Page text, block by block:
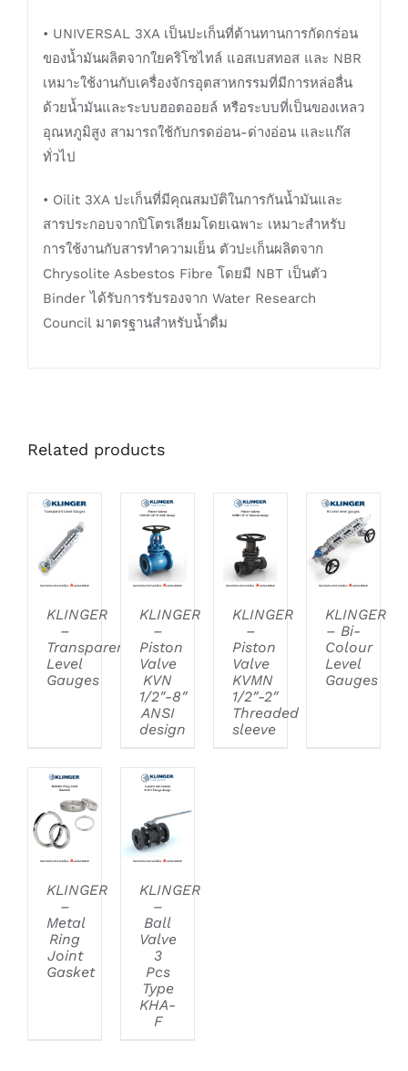
• UNIVERSAL 3XA เป็นปะเก็นที่ต้านทานการกัดกร่อน
ของน้ำมันผลิตจากใยคริโซไทล์ แอสเบสทอส และ NBR
เหมาะใช้งานกับเครื่องจักรอุตสาหกรรมที่มีการหล่อลื่น
ด้วยน้ำมันและระบบฮอตออยล์ หรือระบบที่เป็นของเหลว
อุณหภูมิสูง สามารถใช้กับกรดอ่อน-ด่างอ่อน และแก๊ส
ทั่วไป
• Oilit 3XA ปะเก็นที่มีคุณสมบัติในการกันน้ำมันและ
สารประกอบจากปิโตรเลียมโดยเฉพาะ เหมาะสำหรับ
การใช้งานกับสารทำความเย็น ตัวปะเก็นผลิตจาก
Chrysolite Asbestos Fibre โดยมี NBT เป็นตัว
Binder ได้รับการรับรองจาก Water Research
Council มาตรฐานสำหรับน้ำดื่ม
Related products
DETAILS
KLINGER
–
Transparent
Level
Gauges
DETAILS
KLINGER
–
Piston
Valve
KVN
1/2″-8″
ANSI
design
DETAILS
KLINGER
–
Piston
Valve
KVMN
1/2″-2″
Threaded
sleeve
DETAILS
KLINGER
– Bi-
Colour
Level
Gauges
DETAILS
KLINGER
–
Metal
Ring
Joint
Gasket
DETAILS
KLINGER
–
Ball
Valve
3
Pcs
Type
KHA-
F